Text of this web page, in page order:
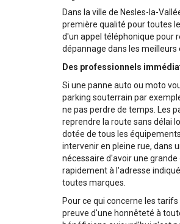
Dans la ville de Nesles-la-
première qualité pour toutes
d'un appel téléphonique pour
dépannage dans les meilleurs
Des professionnels
Si une panne auto ou moto
parking souterrain par
ne pas perdre de temps. Les
reprendre la route sans délai
dotée de tous les
intervenir en pleine rue, dans
nécessaire d'avoir une
rapidement à l'adresse
toutes marques.
Pour ce qui concerne les
preuve d'une honnêteté à